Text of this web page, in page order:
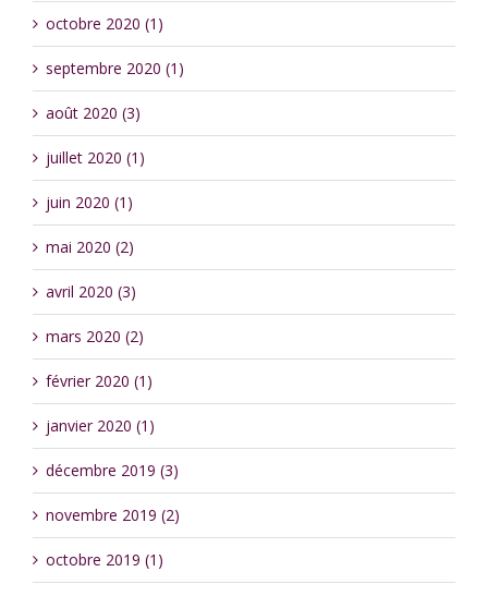
octobre 2020 (1)
septembre 2020 (1)
août 2020 (3)
juillet 2020 (1)
juin 2020 (1)
mai 2020 (2)
avril 2020 (3)
mars 2020 (2)
février 2020 (1)
janvier 2020 (1)
décembre 2019 (3)
novembre 2019 (2)
octobre 2019 (1)